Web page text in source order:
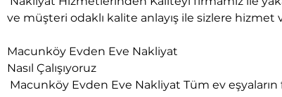
ve müşteri odaklı kalite anlayış ile sizlere
Macunköy Evden Eve Nakliyat
Nasıl Çalışıyoruz